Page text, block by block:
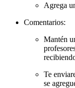
Agrega
Comentarios:
Mantén
Te
se